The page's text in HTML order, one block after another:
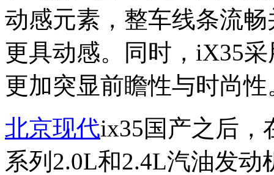
动感元素，整车线条流
更具动感。同时，iX35
更加突显前瞻性与时尚性
北京现代ix35国产之后，
系列2.0L和2.4L汽油发